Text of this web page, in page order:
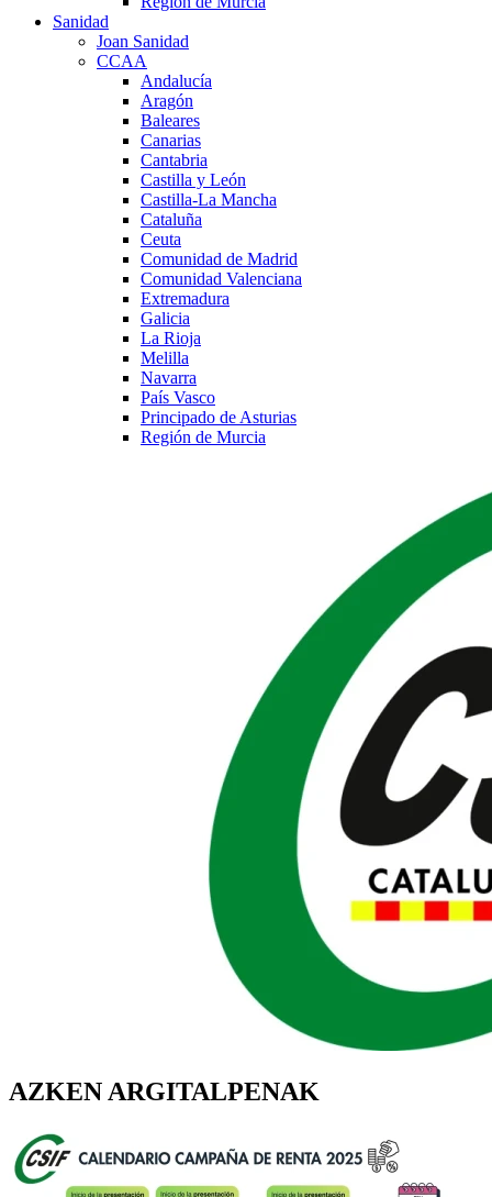
Sanidad
Joan Sanidad
CCAA
Andalucía
Aragón
Baleares
Canarias
Cantabria
Castilla y León
Castilla-La Mancha
Cataluña
Ceuta
Comunidad de Madrid
Comunidad Valenciana
Extremadura
Galicia
La Rioja
Melilla
Navarra
País Vasco
Principado de Asturias
Región de Murcia
AZKEN ARGITALPENAK